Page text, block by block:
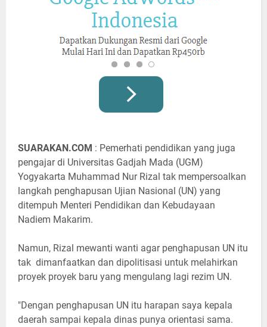
SUARAKAN.COM : Pemerhati pendidikan yang juga
pengajar di Universitas Gadjah Mada (UGM)
Yogyakarta Muhammad Nur Rizal tak mempersoalkan
langkah penghapusan Ujian Nasional (UN) yang
ditempuh Menteri Pendidikan dan Kebudayaan
Nadiem Makarim.
Namun, Rizal mewanti wanti agar penghapusan UN itu
tak dimanfaatkan dan dipolitisasi untuk melahirkan
proyek proyek baru yang mengulang lagi rezim UN.
"Dengan penghapusan UN itu harapan saya kepala
daerah sampai kepala dinas punya orientasi sama.